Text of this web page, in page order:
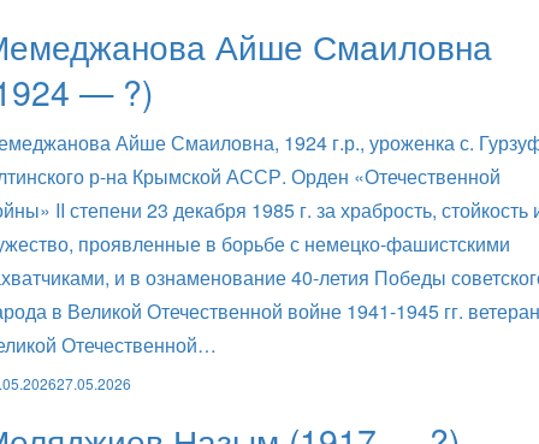
Айше Смаиловна
— ?)
Айше Смаиловна, 1924 г.р., уроженка с.
р-на Крымской АССР. Орден «Отечественной
II степени 23 декабря 1985 г. за храбрость, стойкость
проявленные в борьбе с немецко-фашистскими
и в ознаменование 40-летия Победы
в Великой Отечественной войне 1941-1945 гг. ветеран
Отечественной…
27.05.2026